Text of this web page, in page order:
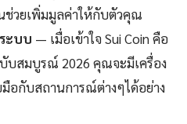
ช่วยเพิ่มมูลค่าให้กับตัวคุณ
ะบบ — เมื่อเข้าใจ Sui Coin คือ
บสมบูรณ์ 2026 คุณจะมีเครื่อง
อกับสถานการณ์ต่างๆได้อย่าง